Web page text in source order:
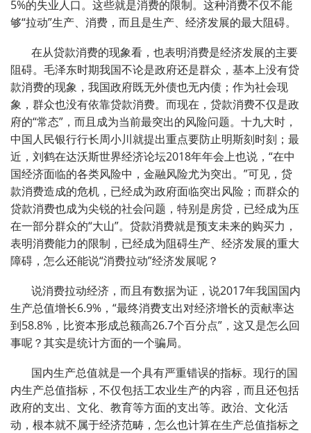
5%的失业人口。这些就是消费的限制。这种消费不仅不能
够“拉动”生产、消费，而且是生产、经济发展的最大阻碍。
在从贷款消费的现象看，也表明消费是经济发展的主要
阻碍。毛泽东时期我国不论是政府还是群众，基本上没有贷
款消费的现象，我国政府既无外债也无内债；作为社会现
象，群众也没有依靠贷款消费。而现在，贷款消费不仅是政
府的“常态”，而且成为当前最突出的风险问题。十九大时，
中国人民银行行长周小川就提出重点要防止明斯刻时刻；最
近，刘鹤在达沃斯世界经济论坛2018年年会上也说，“在中
国经济面临的各类风险中，金融风险尤为突出。”可见，贷
款消费造成的危机，已经成为政府面临突出风险；而群众的
贷款消费也成为尖锐的社会问题，特别是房贷，已经成为压
在一部分群众的“大山”。贷款消费就是预支未来的购买力，
表明消费能力的限制，已经成为阻碍生产、经济发展的重大
障碍，怎么还能说“消费拉动”经济发展呢？
说消费拉动经济，而且有数据为证，说2017年我国国内
生产总值增长6.9%，“最终消费支出对经济增长的贡献率达
到58.8%，比资本形成总额高26.7个百分点”，这又是怎么回
事呢？其实是统计方面的一个骗局。
国内生产总值就是一个具有严重错误的指标。现行的国
内生产总值指标，不仅包括工农业生产的内容，而且还包括
政府的支出、文化、教育等方面的支出等。政治、文化活
动，根本就不属于经济范畴，怎么也计算在生产总值指标之